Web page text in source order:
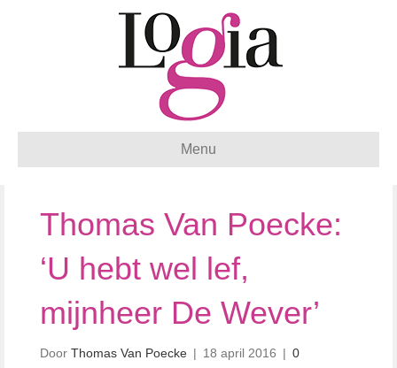
Menu
Thomas Van Poecke:
‘U hebt wel lef,
mijnheer De Wever’
Door Thomas Van Poecke | 18 april 2016 | 0